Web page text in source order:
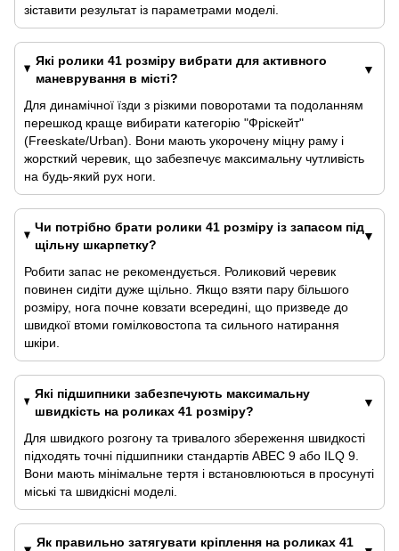
зіставити результат із параметрами моделі.
Які ролики 41 розміру вибрати для активного
маневрування в місті?
Для динамічної їзди з різкими поворотами та подоланням
перешкод краще вибирати категорію "Фріскейт"
(Freeskate/Urban). Вони мають укорочену міцну раму і
жорсткий черевик, що забезпечує максимальну чутливість
на будь-який рух ноги.
Чи потрібно брати ролики 41 розміру із запасом під
щільну шкарпетку?
Робити запас не рекомендується. Роликовий черевик
повинен сидіти дуже щільно. Якщо взяти пару більшого
розміру, нога почне ковзати всередині, що призведе до
швидкої втоми гомілковостопа та сильного натирання
шкіри.
Які підшипники забезпечують максимальну
швидкість на роликах 41 розміру?
Для швидкого розгону та тривалого збереження швидкості
підходять точні підшипники стандартів ABEC 9 або ILQ 9.
Вони мають мінімальне тертя і встановлюються в просунуті
міські та швидкісні моделі.
Як правильно затягувати кріплення на роликах 41